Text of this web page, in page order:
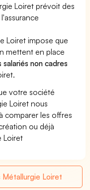
Loiret prévoit des
Loiret impose que
mettent en place
non cadres
votre société
Loiret nous
comparer les offres
ou déjà
Loiret
Loiret